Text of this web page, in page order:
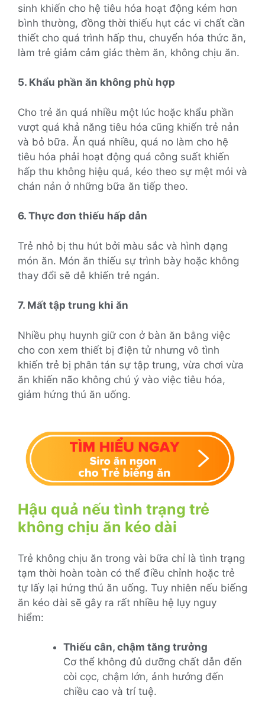
sinh khiến cho hệ tiêu hóa hoạt động kém hơn
bình thường, đồng thời thiếu hụt các vi chất cần
thiết cho quá trình hấp thu, chuyển hóa thức ăn,
làm trẻ giảm cảm giác thèm ăn, không chịu ăn.
5. Khẩu phần ăn không phù hợp
Cho trẻ ăn quá nhiều một lúc hoặc khẩu phần
vượt quá khả năng tiêu hóa cũng khiến trẻ nản
và bỏ bữa. Ăn quá nhiều, quá no làm cho hệ
tiêu hóa phải hoạt động quá công suất khiến
hấp thu không hiệu quả, kéo theo sự mệt mỏi và
chán nản ở những bữa ăn tiếp theo.
6. Thực đơn thiếu hấp dẫn
Trẻ nhỏ bị thu hút bởi màu sắc và hình dạng
món ăn. Món ăn thiếu sự trình bày hoặc không
thay đổi sẽ dễ khiến trẻ ngán.
7. Mất tập trung khi ăn
Nhiều phụ huynh giữ con ở bàn ăn bằng việc
cho con xem thiết bị điện tử nhưng vô tình
khiến trẻ bị phân tán sự tập trung, vừa chơi vừa
ăn khiến não không chú ý vào việc tiêu hóa,
giảm hứng thú ăn uống.
Hậu quả nếu tình trạng trẻ
không chịu ăn kéo dài
Trẻ không chịu ăn trong vài bữa chỉ là tình trạng
tạm thời hoàn toàn có thể điều chỉnh hoặc trẻ
tự lấy lại hứng thú ăn uống. Tuy nhiên nếu biếng
ăn kéo dài sẽ gây ra rất nhiều hệ lụy nguy
hiểm:
Thiếu cân, chậm tăng trưởng
Cơ thể không đủ dưỡng chất dẫn đến
còi cọc, chậm lớn, ảnh hưởng đến
chiều cao và trí tuệ.